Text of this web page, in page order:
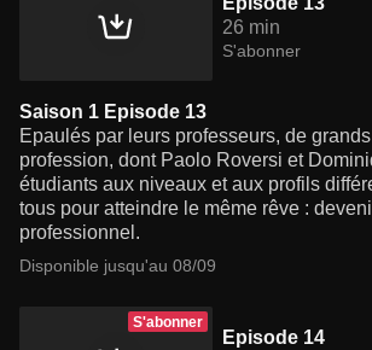
26 min
S'abonner
Saison 1 Episode 13
Epaulés par leurs professeurs, de
profession, dont Paolo Roversi et
étudiants aux niveaux et aux profils
tous pour atteindre le même rêve :
professionnel.
Disponible jusqu'au 08/09
S'abonner
Episode 14